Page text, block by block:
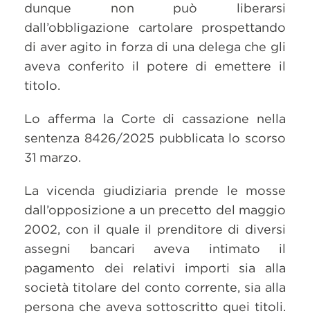
dunque non può liberarsi
dall’obbligazione cartolare prospettando
di aver agito in forza di una delega che gli
aveva conferito il potere di emettere il
titolo.
Lo afferma la Corte di cassazione nella
sentenza 8426/2025 pubblicata lo scorso
31 marzo.
La vicenda giudiziaria prende le mosse
dall’opposizione a un precetto del maggio
2002, con il quale il prenditore di diversi
assegni bancari aveva intimato il
pagamento dei relativi importi sia alla
società titolare del conto corrente, sia alla
persona che aveva sottoscritto quei titoli.